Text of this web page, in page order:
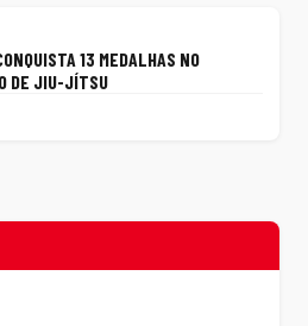
13 MEDALHAS NO
DE JIU-JÍTSU